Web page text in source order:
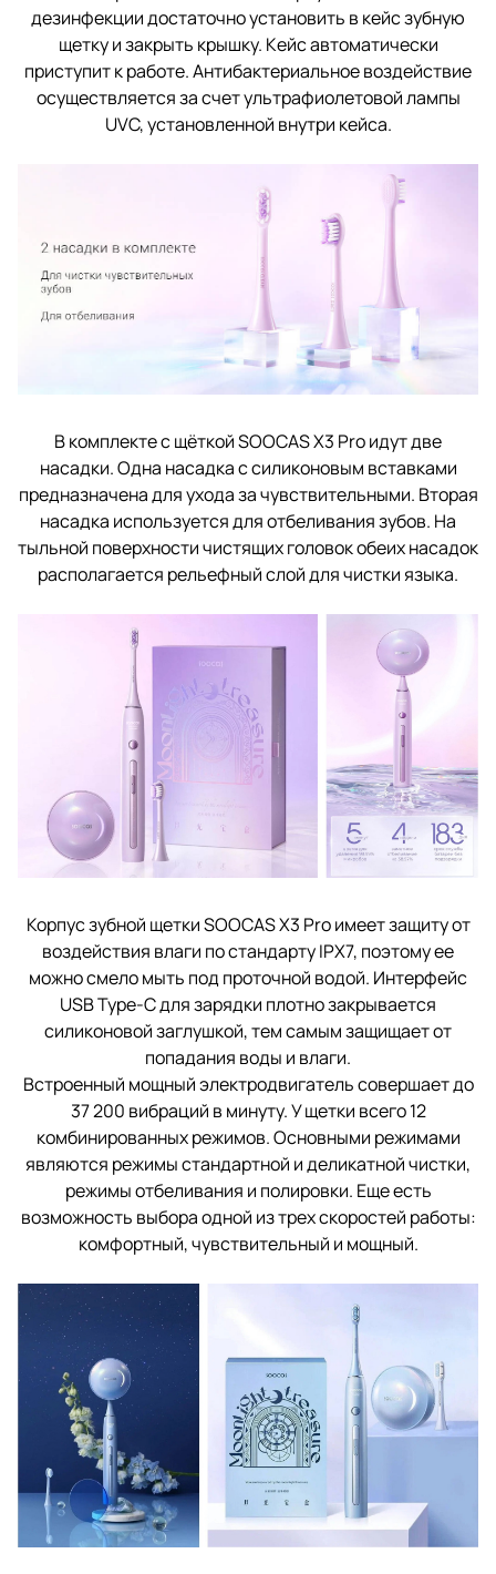
дезинфекции достаточно установить в кейс зубную
щетку и закрыть крышку. Кейс автоматически
приступит к работе. Антибактериальное воздействие
осуществляется за счет ультрафиолетовой лампы
UVC, установленной внутри кейса.
В комплекте с щёткой SOOCAS X3 Pro идут две
насадки. Одна насадка с силиконовым вставками
предназначена для ухода за чувствительными. Вторая
насадка используется для отбеливания зубов. На
тыльной поверхности чистящих головок обеих насадок
располагается рельефный слой для чистки языка.
Корпус зубной щетки SOOCAS X3 Pro имеет защиту от
воздействия влаги по стандарту IPX7, поэтому ее
можно смело мыть под проточной водой. Интерфейс
USB Type-C для зарядки плотно закрывается
силиконовой заглушкой, тем самым защищает от
попадания воды и влаги.
Встроенный мощный электродвигатель совершает до
37 200 вибраций в минуту. У щетки всего 12
комбинированных режимов. Основными режимами
являются режимы стандартной и деликатной чистки,
режимы отбеливания и полировки. Еще есть
возможность выбора одной из трех скоростей работы:
комфортный, чувствительный и мощный.